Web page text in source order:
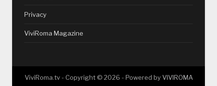
Privacy
ViviRoma Magazine
ViviRoma.tv - Copyright © 2026 - Powered byVIVIROMA